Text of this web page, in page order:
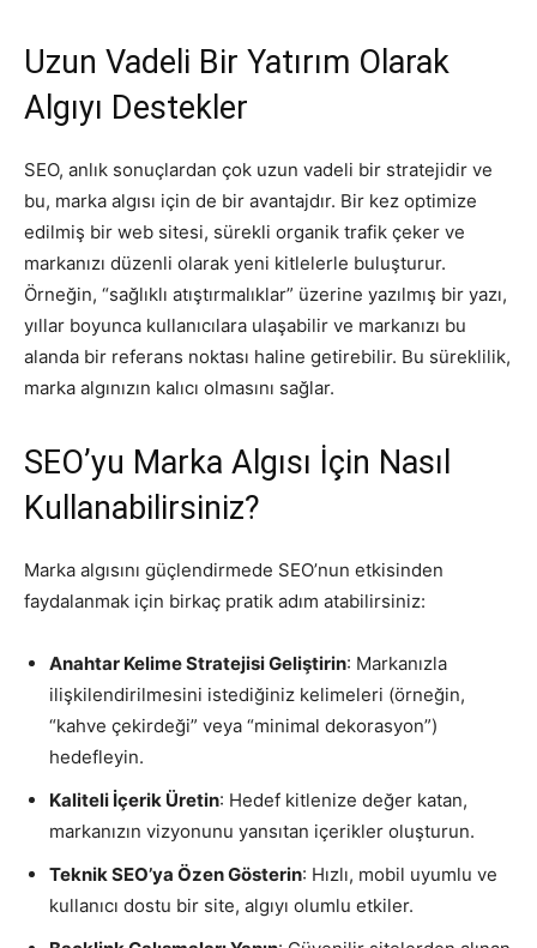
Uzun Vadeli Bir Yatırım Olarak
Algıyı Destekler
SEO, anlık sonuçlardan çok uzun vadeli bir stratejidir ve
bu, marka algısı için de bir avantajdır. Bir kez optimize
edilmiş bir web sitesi, sürekli organik trafik çeker ve
markanızı düzenli olarak yeni kitlelerle buluşturur.
Örneğin, “sağlıklı atıştırmalıklar” üzerine yazılmış bir yazı,
yıllar boyunca kullanıcılara ulaşabilir ve markanızı bu
alanda bir referans noktası haline getirebilir. Bu süreklilik,
marka algınızın kalıcı olmasını sağlar.
SEO’yu Marka Algısı İçin Nasıl
Kullanabilirsiniz?
Marka algısını güçlendirmede SEO’nun etkisinden
faydalanmak için birkaç pratik adım atabilirsiniz:
Anahtar Kelime Stratejisi Geliştirin: Markanızla
ilişkilendirilmesini istediğiniz kelimeleri (örneğin,
“kahve çekirdeği” veya “minimal dekorasyon”)
hedefleyin.
Kaliteli İçerik Üretin: Hedef kitlenize değer katan,
markanızın vizyonunu yansıtan içerikler oluşturun.
Teknik SEO’ya Özen Gösterin: Hızlı, mobil uyumlu ve
kullanıcı dostu bir site, algıyı olumlu etkiler.